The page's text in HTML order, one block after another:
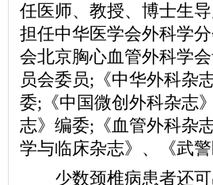
任医师、教授、博士生
担任中华医学会外科学
会北京胸心血管外科学
员会委员;《中华外科杂
委;《中国微创外科杂志
志》编委;《血管外科杂
学与临床杂志》、《武
少数颈椎病患者还可